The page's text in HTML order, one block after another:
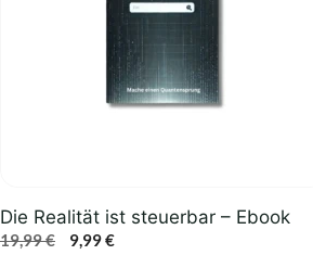
Die Realität ist steuerbar – Ebook
19,99€
Ursprünglicher
9,99€Aktueller